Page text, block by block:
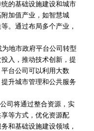
的基础设施建设和城市
加值产业，如智慧城
。通过布局多个产业，
地市政府平台公司转型
入，推动技术创新，提
台公司可以利用大数
升城市管理和公共服务
司将通过整合资源，实
等方式，优化资源配
和基础设施建设领域，